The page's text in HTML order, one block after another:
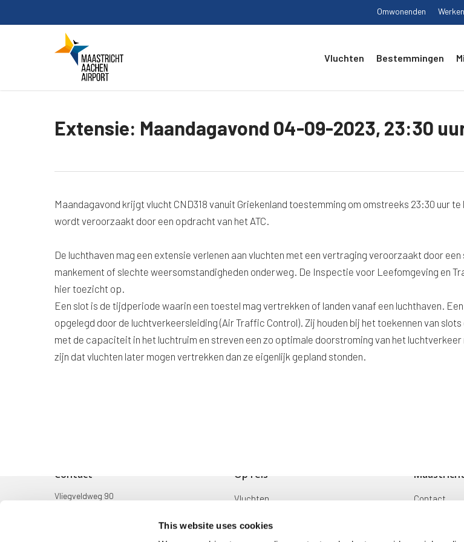
This website uses cookies
to
Omwonenden
Vluchten Bestemmingen
Extensie: Maandagavond 04-09-2023, 23:30
Maandagavond krijgt vlucht CND318 vanuit Griekenland toestemming om omstreeks 23:30 uur
wordt veroorzaakt door een opdracht van het ATC.
De luchthaven mag een extensie verlenen aan vluchten met een vertraging veroorzaakt door
mankement of slechte weersomstandigheden onderweg. De Inspectie voor Leefomgeving en
hier toezicht op.
Een slot is de tijdperiode waarin een toestel mag vertrekken of landen vanaf een luchthaven.
opgelegd door de luchtverkeersleiding (Air Traffic Control). Zij houden bij het toekennen van
met de capaciteit in het luchtruim en streven een zo optimale doorstroming van het luchtverkeer
zijn dat vluchten later mogen vertrekken dan ze eigenlijk gepland stonden.
Contact
Vliegveldweg 90
Op reis
Vluchten
Bestemmingen
Contact